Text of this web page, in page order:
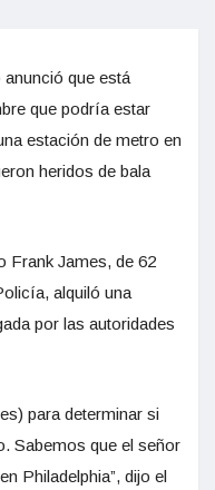
que está
que podría estar
estación de metro en
heridos de bala
Frank James, de 62
alquiló una
por las autoridades
para determinar si
Sabemos que el señor
Philadelphia”, dijo el